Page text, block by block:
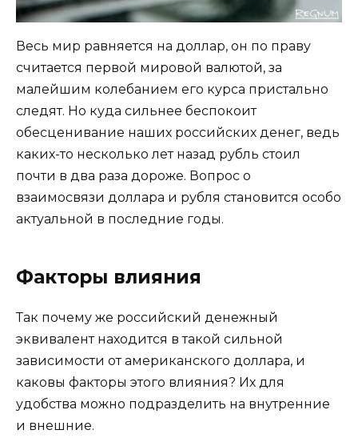
Весь мир равняется на доллар, он по праву
считается первой мировой валютой, за
малейшим колебанием его курса пристально
следят. Но куда сильнее беспокоит
обесценивание наших российских денег, ведь
каких-то несколько лет назад рубль стоил
почти в два раза дороже. Вопрос о
взаимосвязи доллара и рубля становится особо
актуальной в последние годы.
Факторы влияния
Так почему же российский денежный
эквивалент находится в такой сильной
зависимости от американского доллара, и
каковы факторы этого влияния? Их для
удобства можно подразделить на внутренние
и внешние.